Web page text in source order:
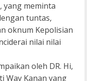
yang meminta
tuntas,
oknum Kepolisian
nilai nilai
oleh DR. Hi,
Way Kanan yang